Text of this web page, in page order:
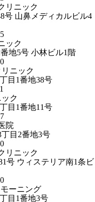
リニック
号 山鼻メディカルビル4
ック
地5号 小林ビル1階
ニック
目1番地38号
ク
目1番地11号
院
目2番地3号
リニック
号 ウィステリア南1条ビ
ーニング
目1番地3号